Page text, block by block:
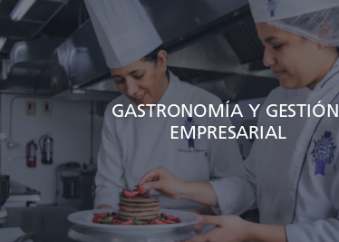
GASTRONOMÍA Y GESTIÓN
EMPRESARIAL